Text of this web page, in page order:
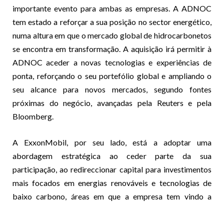
importante evento para ambas as empresas. A ADNOC
tem estado a reforçar a sua posição no sector energético,
numa altura em que o mercado global de hidrocarbonetos
se encontra em transformação. A aquisição irá permitir à
ADNOC aceder a novas tecnologias e experiências de
ponta, reforçando o seu portefólio global e ampliando o
seu alcance para novos mercados, segundo fontes
próximas do negócio, avançadas pela Reuters e pela
Bloomberg.
A ExxonMobil, por seu lado, está a adoptar uma
abordagem estratégica ao ceder parte da sua
participação, ao redireccionar capital para investimentos
mais focados em energias renováveis e tecnologias de
baixo carbono, áreas em que a empresa tem vindo a